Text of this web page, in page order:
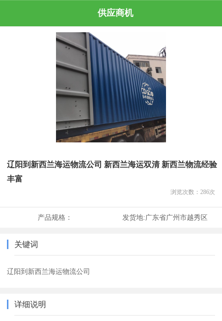
供应商机
辽阳到新西兰海运物流公司 新西兰海运双清 新西兰物流经验
丰富
浏览次数： 286次
产品规格： 发货地:广东省广州市越秀区
关键词
辽阳到新西兰海运物流公司
详细说明